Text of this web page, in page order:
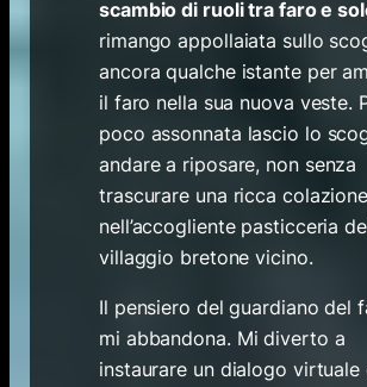
scambio di ruoli tra faro e
rimango appollaiata sullo
ancora qualche istante per
il faro nella sua nuova veste.
poco assonnata lascio lo
andare a riposare, non senza
trascurare una ricca colazione
nell’accogliente pasticceria
villaggio bretone vicino.
Il pensiero del guardiano del
mi abbandona. Mi diverto a
instaurare un dialogo virtuale